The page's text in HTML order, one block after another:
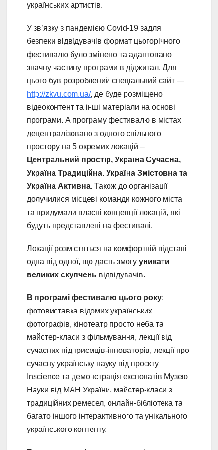
українських артистів.
У зв’язку з пандемією Covid-19 задля
безпеки відвідувачів формат цьогорічного
фестивалю було змінено та адаптовано
значну частину програми в діджитал. Для
цього був розроблений спеціальний сайт —
http://zkvu.com.ua/, де буде розміщено
відеоконтент та інші матеріали на основі
програми. А програму фестивалю в містах
децентралізовано з одного спільного
простору на 5 окремих локацій –
Центральний простір, Україна Сучасна,
Україна Традиційна, Україна Змістовна та
Україна Активна. Також до організації
долучилися місцеві команди кожного міста
та придумали власні концепції локацій, які
будуть представлені на фестивалі.
Локації розмістяться на комфортній відстані
одна від одної, що дасть змогу уникати
великих скупчень відвідувачів.
В програмі фестивалю цього року:
фотовиставка відомих українських
фотографів, кінотеатр просто неба та
майстер-класи з фільмування, лекції від
сучасних підприємців-інноваторів, лекції про
сучасну українську науку від проєкту
Inscience та демонстрація експонатів Музею
Науки від МАН України, майстер-класи з
традиційних ремесел, онлайн-бібліотека та
багато іншого інтерактивного та унікального
українського контенту.